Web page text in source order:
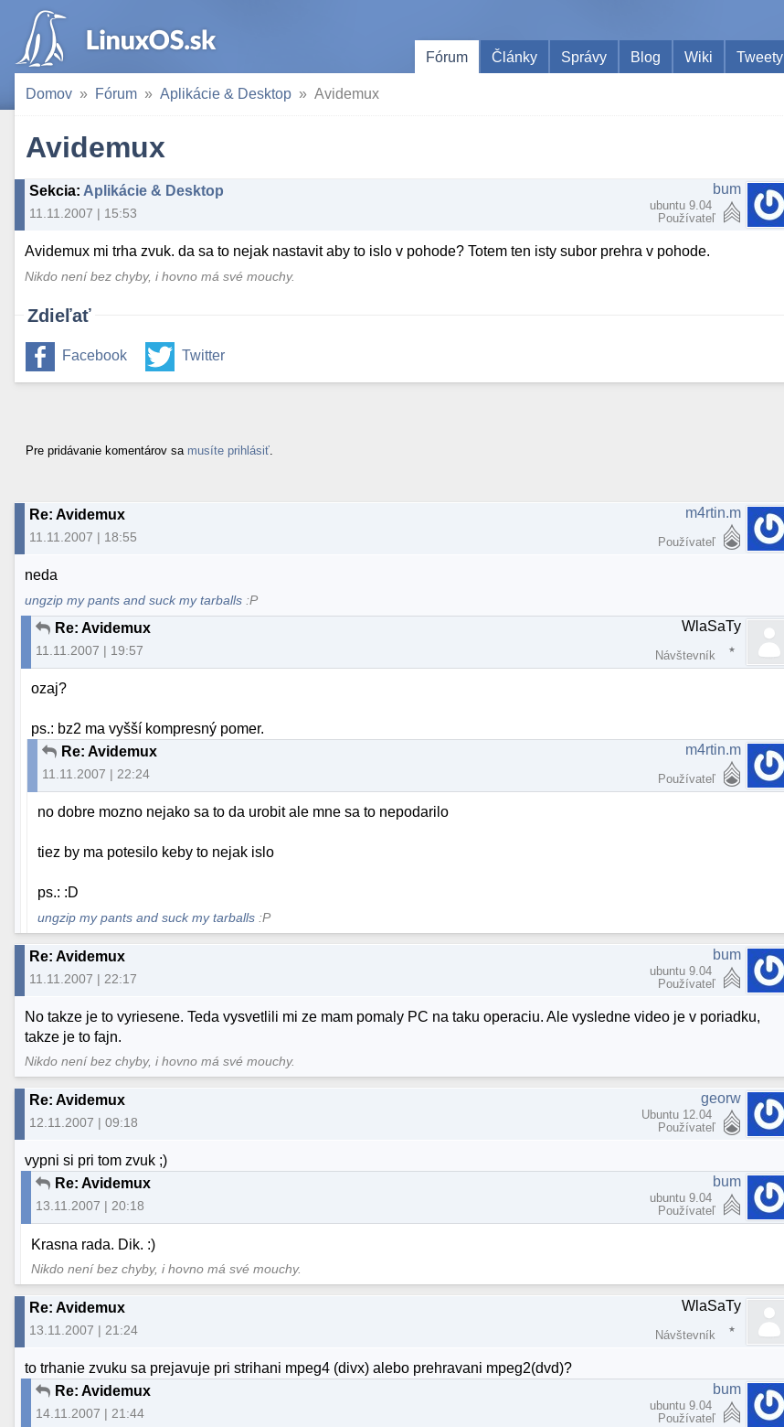
Fórum
Články Správy Blog Wiki Tweety
Domov Fórum Aplikácie & Desktop Avidemux
Avidemux
Sekcia: Aplikácie & Desktop
11.11.2007 | 15:53
bum
ubuntu 9.04
Používateľ
Avidemux mi trha zvuk. da sa to nejak nastavit aby to islo v pohode? Totem ten isty subor prehra v pohode.
Nikdo není bez chyby, i hovno má své mouchy.
Zdieľať
Facebook Twitter
Pre pridávanie komentárov sa musíte prihlásiť
Re: Avidemux
11.11.2007 | 18:55
m4rtin.m
Používateľ
neda
ungzip my pants and suck my tarballs :P
Re: Avidemux
11.11.2007 | 19:57
WlaSaTy
Návštevník
ozaj?
ps.: bz2 ma vyšší kompresný pomer.
Re: Avidemux
11.11.2007 | 22:24
m4rtin.m
Používateľ
no dobre mozno nejako sa to da urobit ale mne sa to nepodarilo
tiez by ma potesilo keby to nejak islo
ps.: :D
ungzip my pants and suck my tarballs :P
Re: Avidemux
11.11.2007 | 22:17
bum
ubuntu 9.04
Používateľ
No takze je to vyriesene. Teda vysvetlili mi ze mam pomaly PC na taku operaciu. Ale vysledne video je v poriadku,
takze je to fajn.
Nikdo není bez chyby, i hovno má své mouchy.
Re: Avidemux
12.11.2007 | 09:18
georw
Ubuntu 12.04
Používateľ
vypni si pri tom zvuk ;)
Re: Avidemux
13.11.2007 | 20:18
bum
ubuntu 9.04
Používateľ
Krasna rada. Dik. :)
Nikdo není bez chyby, i hovno má své mouchy.
Re: Avidemux
13.11.2007 | 21:24
WlaSaTy
Návštevník
to trhanie zvuku sa prejavuje pri strihani mpeg4 (divx) alebo prehravani mpeg2(dvd)?
Re: Avidemux
14.11.2007 | 21:44
bum
ubuntu 9.04
Používateľ